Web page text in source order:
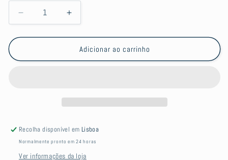
Diminuir
a
quantidade
De
portuguesa
Aumentar
a
quantidade
De
portuguesa
Adicionar ao carrinho
Recolha disponível em Lisboa
Normalmente pronto em 24 horas
Ver informações da loja